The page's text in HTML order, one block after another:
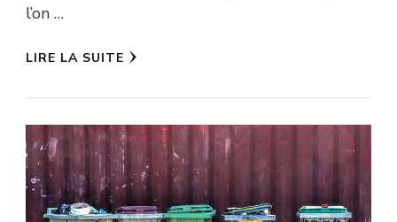
l’on …
LIRE LA SUITE